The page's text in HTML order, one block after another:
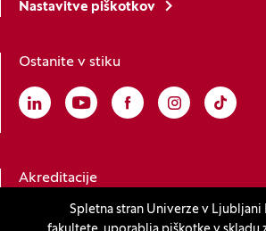
Spletna stran Univerze v Ljubljani
Nastavitve piškotkov
Ostanite v stiku
Linkedin
(Odpre se v novem oknu)
Youtube
(Odpre se v novem oknu)
Facebook
(Odpre se v novem
Instagram
(Odpre se v
TikTok
Akreditacije